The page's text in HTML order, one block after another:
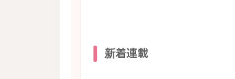
新着連載